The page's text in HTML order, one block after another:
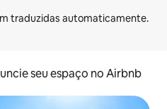
seu espaço no Airbnb